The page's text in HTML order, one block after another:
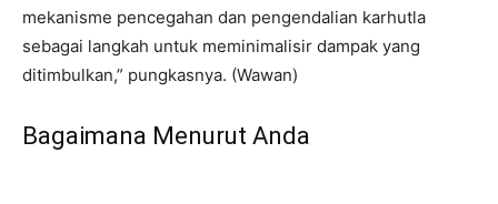
mekanisme pencegahan dan pengendalian karhutla
sebagai langkah untuk meminimalisir dampak yang
ditimbulkan,” pungkasnya. (Wawan)
Bagaimana Menurut Anda